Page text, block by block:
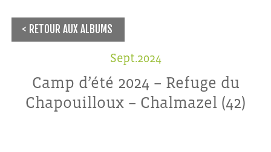
RETOUR AUX ALBUMS
Sept.2024
Camp d’été 2024 – Refuge du
Chapouilloux – Chalmazel (42)